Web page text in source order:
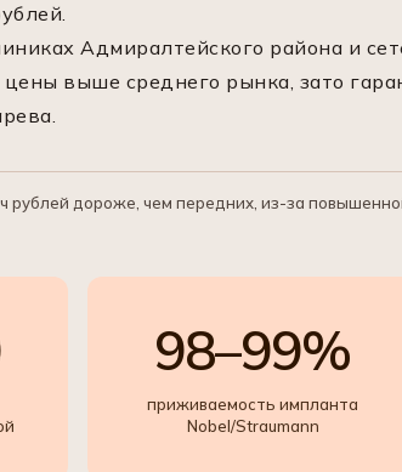
Адмиралтейского района и
выше среднего рынка, зато
дороже, чем передних, из-за
98–99%
приживаемость импланта
Nobel/Straumann